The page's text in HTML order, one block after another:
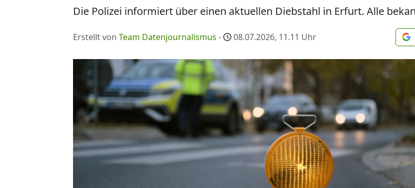
Die Polizei informiert über einen aktuellen Diebstahl in Erfurt. Alle
Erstellt von Team Datenjournalismus - 08.07.2026, 11.11 Uhr